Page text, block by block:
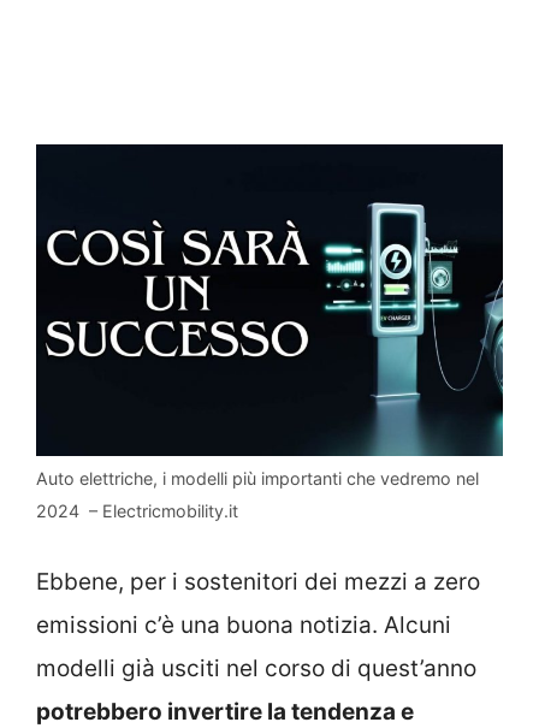
Auto elettriche, i modelli più importanti che vedremo nel
2024 – Electricmobility.it
Ebbene, per i sostenitori dei mezzi a zero
emissioni c’è una buona notizia. Alcuni
modelli già usciti nel corso di quest’anno
potrebbero invertire la tendenza e